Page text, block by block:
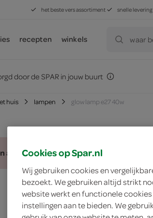
het beste vers assortiment snelle
recepten winkels waar
door de SPAR in jouw buurt
huis lampen glow lamp e27 40w
assortiment
Cookies op Spar.nl
Wij gebruiken cookies en
bezoekt. We gebruiken altijd strikt
website werkt en functionele
instellingen aan te bieden. We